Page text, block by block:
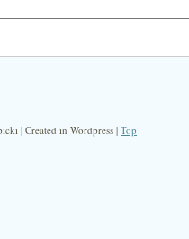
| Created in Wordpress | Top